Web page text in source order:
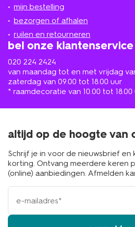
mijn bestelling
bezorgen of afhalen
ruilen en retourneren
bel onze klantenservice
020 224 2424
van maandag tot en met vrijdag
zaterdag van 09.00 tot 18.00 uur
* raamdecoratie van 10.00 tot 18.00
in
de
buurt
altijd op de hoogte van
Schrijf je in voor de nieuwsbrief en
korting. Ontvang meerdere keren
(online) aanbiedingen. Afmelden
e-
mailadres